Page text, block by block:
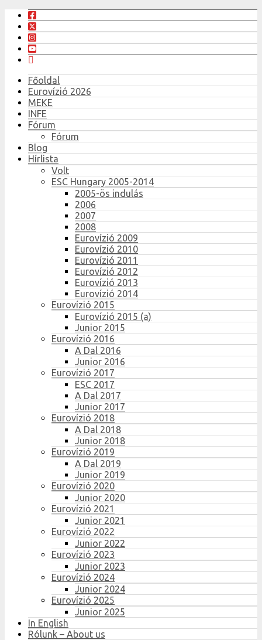
Főoldal
Eurovízió 2026
MEKE
INFE
Fórum
Fórum
Blog
Hírlista
Volt
ESC Hungary 2005-2014
2005-ös indulás
2006
2007
2008
Eurovízió 2009
Eurovízió 2010
Eurovízió 2011
Eurovízió 2012
Eurovízió 2013
Eurovízió 2014
Eurovízió 2015
Eurovízió 2015 (a)
Junior 2015
Eurovízió 2016
A Dal 2016
Junior 2016
Eurovízió 2017
ESC 2017
A Dal 2017
Junior 2017
Eurovízió 2018
A Dal 2018
Junior 2018
Eurovízió 2019
A Dal 2019
Junior 2019
Eurovízió 2020
Junior 2020
Eurovízió 2021
Junior 2021
Eurovízió 2022
Junior 2022
Eurovízió 2023
Junior 2023
Eurovízió 2024
Junior 2024
Eurovízió 2025
Junior 2025
In English
Rólunk – About us